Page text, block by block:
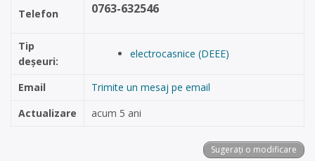
Telefon 0763-632546
Tip
deșeuri:
electrocasnice (DEEE)
Email
Trimite un mesaj pe email
Actualizare
acum 5 ani
Sugerați o modificare